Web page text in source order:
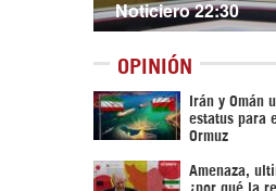
Noticiero 22:30
OPINIÓN
Irán y Omán
estatus para
Ormuz
Amenaza,
¿por qué la